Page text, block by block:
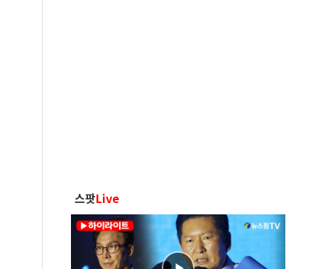
스팟Live